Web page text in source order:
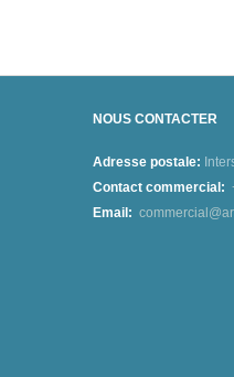
NOUS CONTACTER
Adresse postale:
Contact commercial:
Email: